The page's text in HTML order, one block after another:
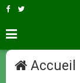
Accueil